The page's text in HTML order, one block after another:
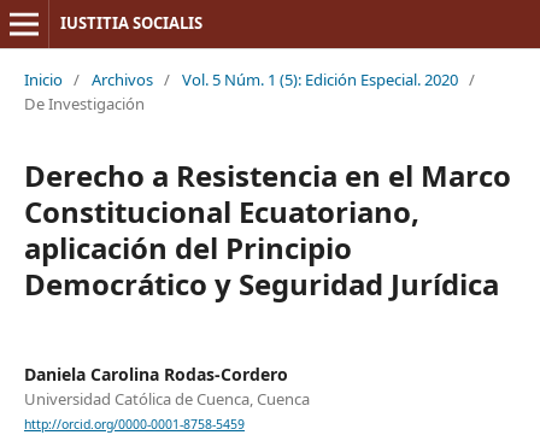
IUSTITIA SOCIALIS
Inicio / Archivos / Vol. 5 Núm. 1 (5): Edición Especial. 2020 /
De Investigación
Derecho a Resistencia en el Marco
Constitucional Ecuatoriano,
aplicación del Principio
Democrático y Seguridad Jurídica
Daniela Carolina Rodas-Cordero
Universidad Católica de Cuenca, Cuenca
http://orcid.org/0000-0001-8758-5459